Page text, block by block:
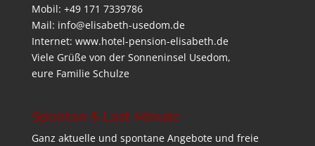
Mobil: +49 171 7339786
Mail: info@elisabeth-usedom.de
Internet: www.hotel-pension-elisabeth.de
Viele Grüße von der Sonneninsel Usedom,
eure Familie Schulze
Spontan & Last Minute
Ganz aktuelle und spontane Angebote und freie